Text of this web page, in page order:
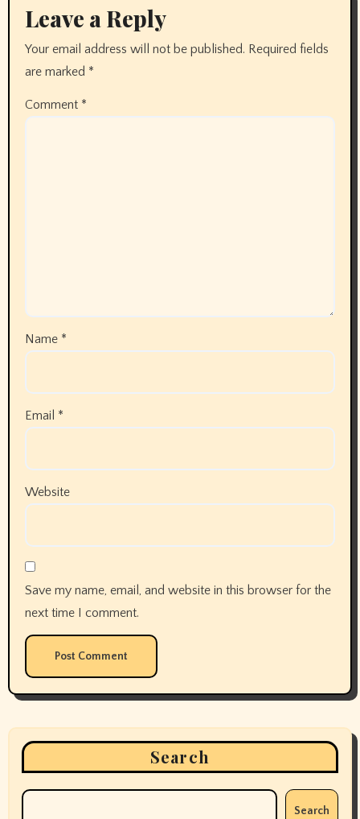
Leave a Reply
Your email address will not be published. Required fields
are marked *
Comment *
Name *
Email *
Website
Save my name, email, and website in this browser for the
next time I comment.
Search
Search